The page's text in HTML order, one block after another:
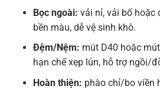
Bọc ngoài: vải nỉ, vải bố hoặc
bền màu, dễ vệ sinh khô.
Đệm/Nệm: mút D40 hoặc
hạn chế xẹp lún, hỗ trợ ngồi/
Hoàn thiện: phào chỉ/bo viền